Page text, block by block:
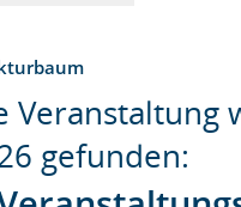
Veranstaltung
gefunden: